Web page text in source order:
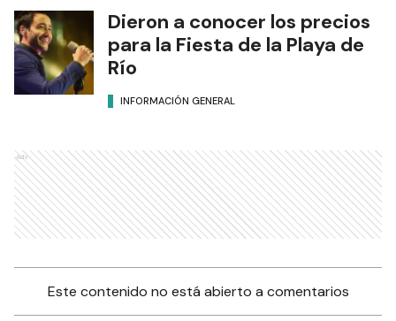
Dieron a conocer los precios
para la Fiesta de la Playa de
Río
INFORMACIÓN GENERAL
Ads
Este contenido no está abierto a comentarios